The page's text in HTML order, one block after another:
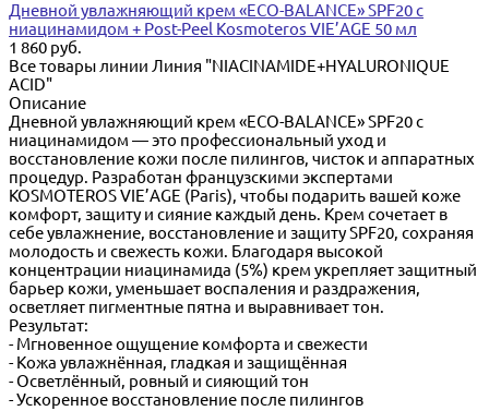
Дневной увлажняющий крем «ECO-BALANCE» SPF20 с
ниацинамидом + Post-Peel Kosmoteros VIE’AGE 50 мл
1 860 руб.
Все товары линии Линия "NIACINAMIDE+HYALURONIQUE
ACID"
Описание
Дневной увлажняющий крем «ECO-BALANCE» SPF20 с
ниацинамидом — это профессиональный уход и
восстановление кожи после пилингов, чисток и аппаратных
процедур. Разработан французскими экспертами
KOSMOTEROS VIE’AGE (Paris), чтобы подарить вашей коже
комфорт, защиту и сияние каждый день. Крем сочетает в
себе увлажнение, восстановление и защиту SPF20, сохраняя
молодость и свежесть кожи. Благодаря высокой
концентрации ниацинамида (5%) крем укрепляет защитный
барьер кожи, уменьшает воспаления и раздражения,
осветляет пигментные пятна и выравнивает тон.
Результат:
- Мгновенное ощущение комфорта и свежести
- Кожа увлажнённая, гладкая и защищённая
- Осветлённый, ровный и сияющий тон
- Ускоренное восстановление после пилингов